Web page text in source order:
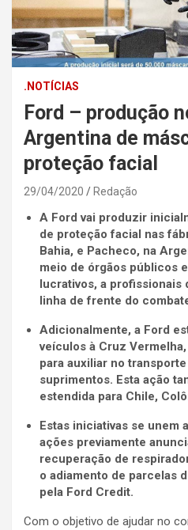
.NOTÍCIAS
Ford – produção
Argentina de
proteção facial
29/04/2020 Redação
A Ford vai produzir
de proteção facial nas
Bahia, e Pacheco, na
meio de órgãos públicos
lucrativos, a profissionais
linha de frente do
Adicionalmente, a Ford
veículos à Cruz
para auxiliar no
suprimentos. Esta ação
estendida para Chile,
Estas iniciativas se unem
ações previamente
recuperação de
o adiamento de parcelas
pela Ford Credit.
Com o objetivo de ajudar no